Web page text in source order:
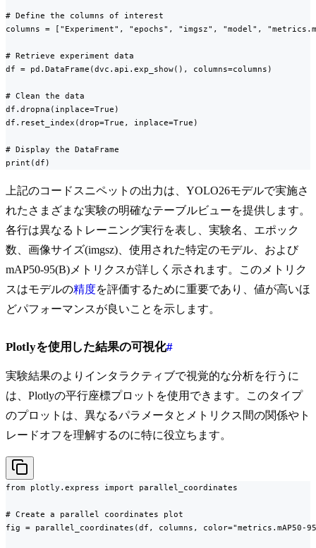
# Define the columns of interest
columns = ["Experiment", "epochs", "imgsz", "model",
# Retrieve experiment data
df = pd.DataFrame(dvc.api.exp_show(), columns=columns)
# Clean the data
df.dropna(inplace=True)
df.reset_index(drop=True, inplace=True)
# Display the DataFrame
print(df)
上記のコードスニペットの出力は、YOLO26モデルで実施さ
れたさまざまな実験の明確なテーブルビューを提供します。
各行は異なるトレーニング実行を表し、実験名、エポック
数、画像サイズ(imgsz)、使用された特定のモデル、および
mAP50-95(B)メトリクスが詳しく示されます。このメトリク
スはモデルの精度を評価するために重要であり、値が高いほ
どパフォーマンスが良いことを示します。
Plotlyを使用した結果の可視化#
実験結果のよりインタラクティブで視覚的な分析を行うに
は、Plotlyの平行座標プロットを使用できます。このタイプ
のプロットは、異なるパラメータとメトリクス間の関係やト
レードオフを理解するのに特に役立ちます。
from plotly.express import parallel_coordinates
# Create a parallel coordinates plot
fig = parallel_coordinates(df, columns, color="metrics.mAP50-